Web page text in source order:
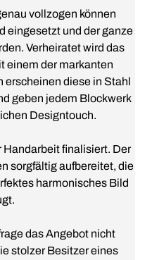
vollzogen können
eingesetzt und der ganze
Verheiratet wird das
einem der markanten
erscheinen diese in Stahl
geben jedem Blockwerk
Designtouch.
Handarbeit finalisiert. Der
sorgfältig aufbereitet, die
harmonisches Bild
das Angebot nicht
stolzer Besitzer eines